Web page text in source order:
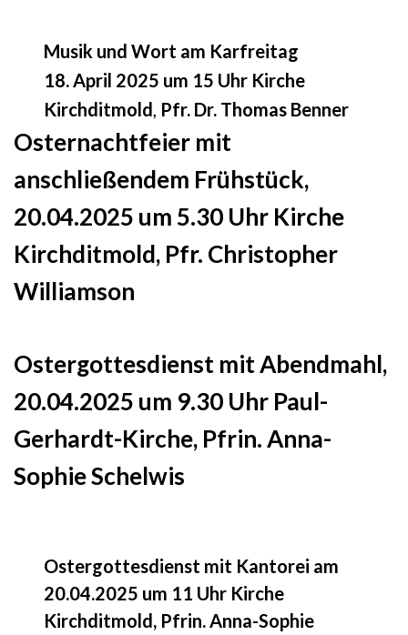
Musik und Wort am Karfreitag
18. April 2025 um 15 Uhr Kirche
Kirchditmold, Pfr. Dr. Thomas Benner
Osternachtfeier mit
anschließendem Frühstück,
20.04.2025 um 5.30 Uhr Kirche
Kirchditmold, Pfr. Christopher
Williamson
Ostergottesdienst mit Abendmahl,
20.04.2025 um 9.30 Uhr Paul-
Gerhardt-Kirche, Pfrin. Anna-
Sophie Schelwis
Ostergottesdienst mit Kantorei am
20.04.2025 um 11 Uhr Kirche
Kirchditmold, Pfrin. Anna-Sophie